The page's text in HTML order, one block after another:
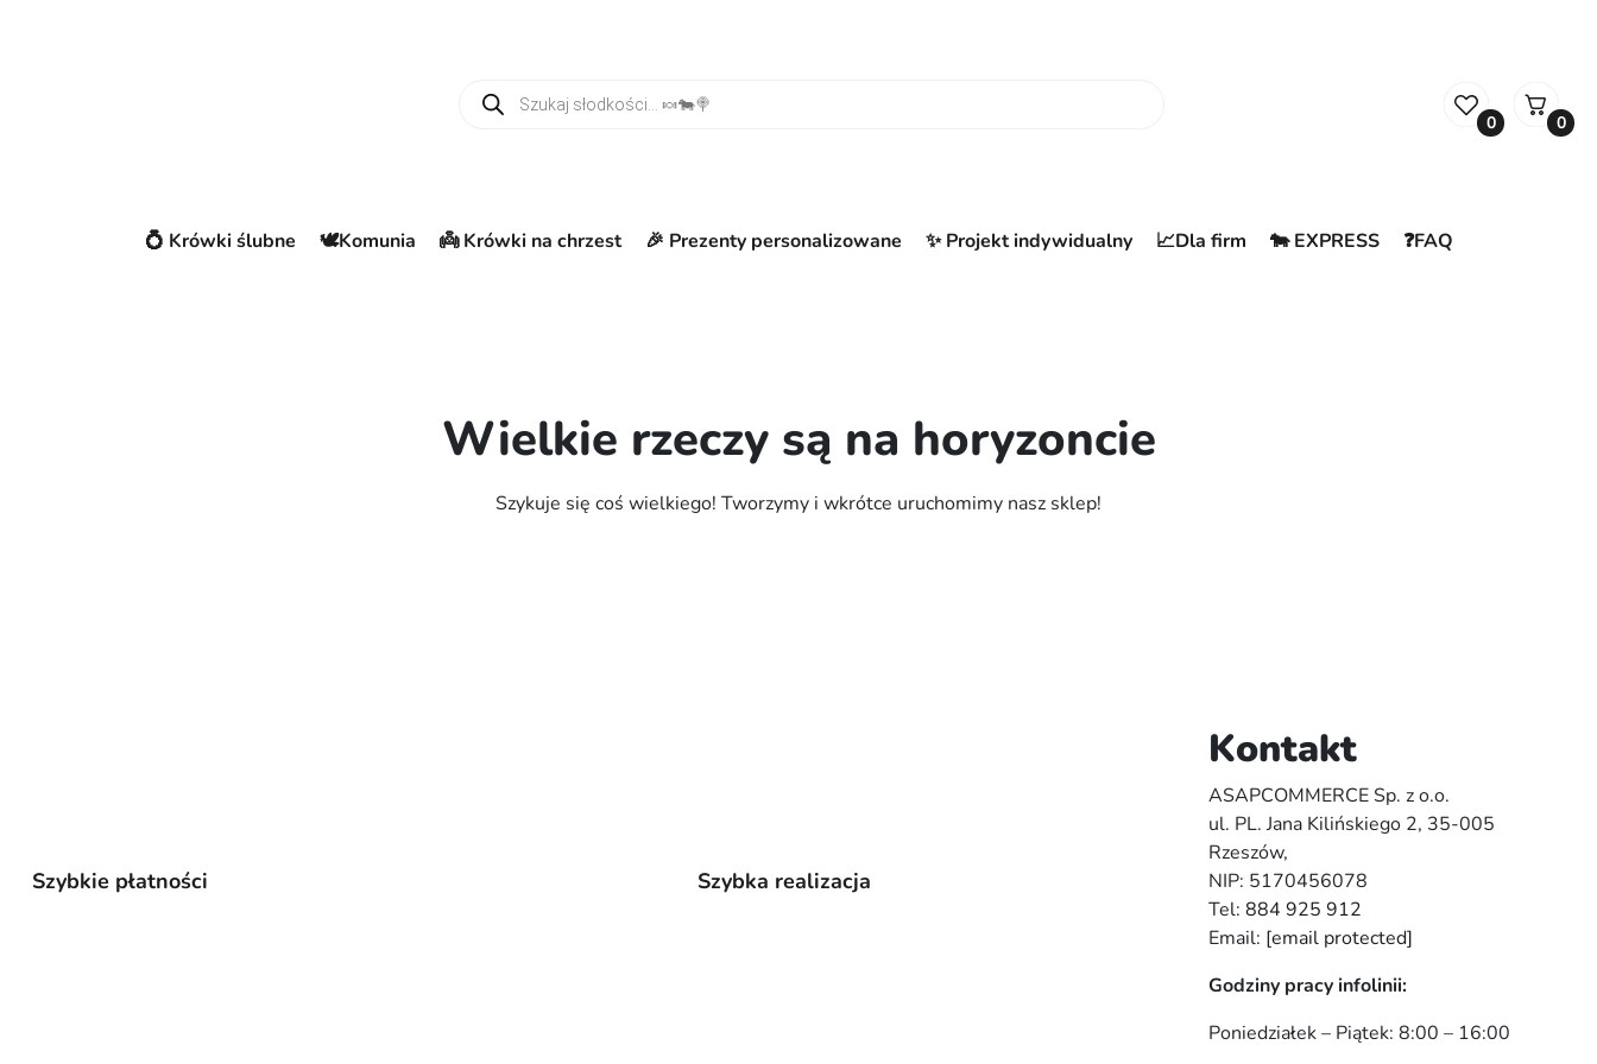
0 0
💍 Krówki ślubne 🕊️Komunia 👼 Krówki na chrzest 🎉 Prezenty personalizowane ✨ Projekt indywidualny 📈Dla firm 🐄 EXPRESS ❓FAQ
Wielkie rzeczy są na horyzoncie
Szykuje się coś wielkiego! Tworzymy i wkrótce uruchomimy nasz sklep!
Szybkie płatności Szybka realizacja
Kontakt
ASAPCOMMERCE Sp. z o.o.
ul. PL. Jana Kilińskiego 2, 35-005
Rzeszów,
NIP: 5170456078
Tel: 884 925 912
Email: [email protected]
Godziny pracy infolinii:
Poniedziałek – Piątek: 8:00 – 16:00